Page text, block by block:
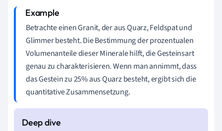
Betrachte einen Granit, der aus Quarz, Feldspat und
Glimmer besteht. Die Bestimmung der prozentualen
Volumenanteile dieser Minerale hilft, die Gesteinsart
genau zu charakterisieren. Wenn man annimmt, dass
das Gestein zu 25% aus Quarz besteht, ergibt sich die
quantitative Zusammensetzung.